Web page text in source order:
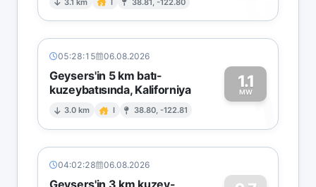
05:28:15 06.08.2026
Geysers'in 5 km batı-
kuzeybatısında, Kaliforniya
3.0 km I 38.80, -122.81
1.1
MW1
04:02:28 06.08.2026
Geysers'in 3 km kuzey-